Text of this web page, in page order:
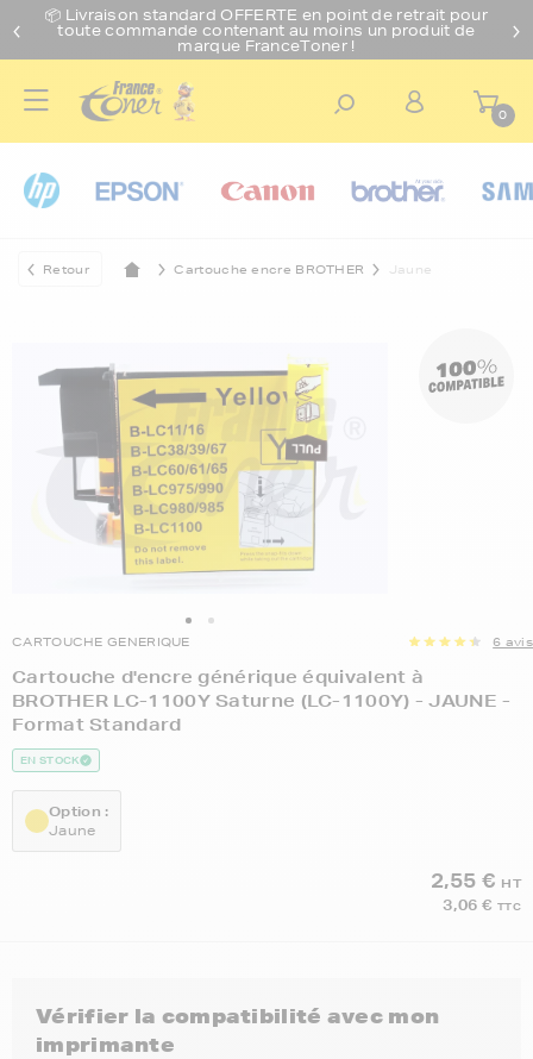
📦 Livraison standard OFFERTE en point de retrait pour
toute commande contenant au moins un produit de
marque FranceToner !
0
Retour Cartouche encre BROTHER Jaune
CARTOUCHE GENERIQUE 6 avis
Cartouche d'encre générique équivalent à
BROTHER LC-1100Y Saturne (LC-1100Y) - JAUNE -
Format Standard
EN STOCK
Option :
Jaune
2,55 € HT
3,06 € TTC
Vérifier la compatibilité avec mon
imprimante